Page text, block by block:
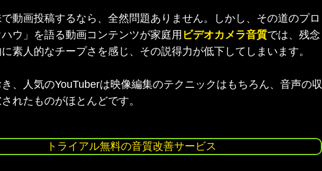
動画投稿するなら、全然問題ありません。しかし、 その道のプロ
ウ」を語る動画コンテンツが家庭用 ビデオカメラ音質では、残念
素人的なチープさを感じ、その説得力が低下してしまいます。
、人気のYouTuberは映像編集のテクニックはもちろん、音声の収
れたものがほとんどです。
トライアル無料の音質改善サービス